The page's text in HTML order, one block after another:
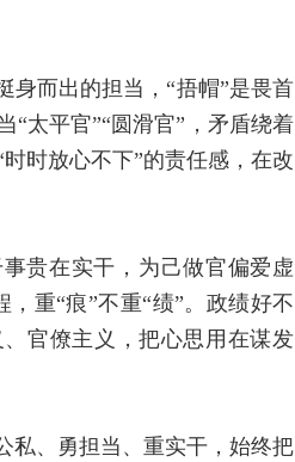
身而出的担当，“捂帽”是畏首
“太平官”“圆滑官”，矛盾绕着
时放心不下”的责任感，在改
贵在实干，为己做官偏爱虚
重“痕”不重“绩”。政绩好不
官僚主义，把心思用在谋发
私、勇担当、重实干，始终把